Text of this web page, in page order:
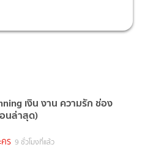
เงิน งาน ความรัก ช่อง
นล่าสุด)
คร 9 ชั่วโมงที่แล้ว